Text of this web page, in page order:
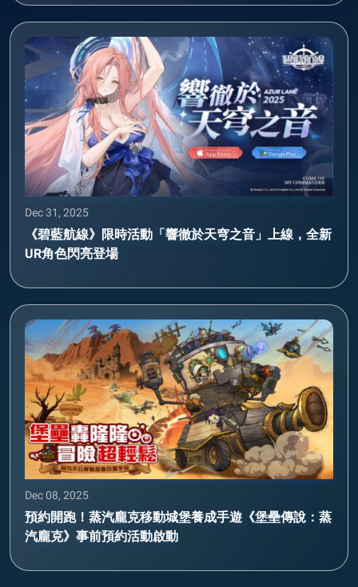
Dec 31, 2025
《碧藍航線》限時活動「響徹於天穹之音」上線，全新
UR角色閃亮登場
Dec 08, 2025
預約開跑！蒸汽龐克移動城堡養成手遊《堡壘傳說：蒸
汽龐克》事前預約活動啟動